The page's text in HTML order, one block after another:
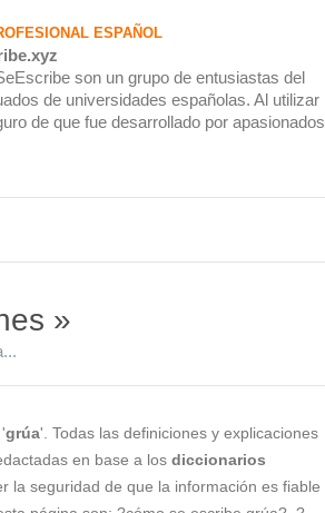
ESPAÑOL
son un grupo de entusiastas del
de universidades españolas. Al utilizar
de que fue desarrollado por apasionados
»
grúa'. Todas las definiciones y explicaciones
en base a los diccionarios
la seguridad de que la información es fiable